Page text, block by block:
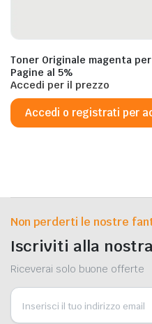
Toner Originale magenta
Pagine al 5%
Accedi per il prezzo
Accedi o registrati per
Non perderti le nostre
Iscriviti alla
Riceverai solo buone offerte